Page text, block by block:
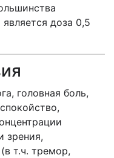
доза 0,5
головная боль,
зрения,
т.ч. тремор,